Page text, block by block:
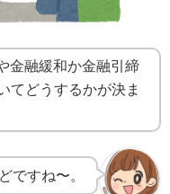
金融緩和か金融引締
てどうするかが決ま
ですね〜。